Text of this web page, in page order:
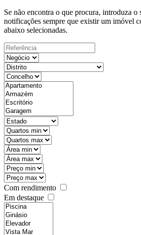
Se não encontra o que procura, introduza o
notificações sempre que existir um imóvel
abaixo selecionadas.
Com rendimento
Em destaque